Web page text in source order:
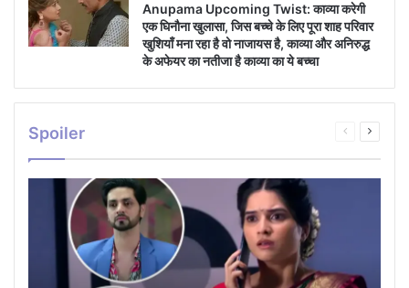
Anupama Upcoming Twist: काव्या करेगी
एक घिनौना खुलासा, जिस बच्चे के लिए पूरा शाह परिवार
खुशियाँ मना रहा है वो नाजायस है, काव्या और अनिरुद्ध
के अफेयर का नतीजा है काव्या का ये बच्चा
Spoiler
Previous
Next